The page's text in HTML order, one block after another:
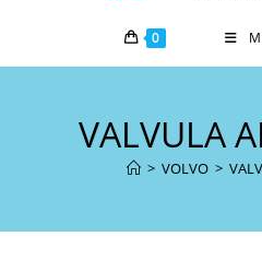
0
VALVULA
> VOLVO >